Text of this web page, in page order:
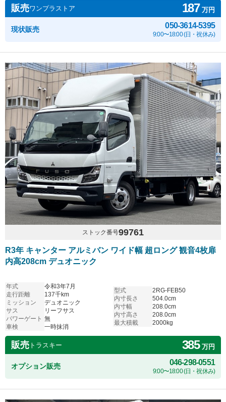
販売ワンプラストア 187 万円
現状販売 050-3614-5395
9:00〜18:00 (日・祝休み)
ストック番号99761
R3年 キャンター アルミバン ワイド幅 超ロング 観音4枚扉
内高208cm デュオニック
年式
令和3年7月
走行距離
137千km
ミッション
デュオニック
サス
リーフサス
パワーゲート 無
車検
一時抹消
型式
2RG-FEB50
内寸長さ
504.0cm
内寸幅
208.0cm
内寸高さ
208.0cm
最大積載
2000kg
販売 トラスキー 385万円
オプション販売 046-298-0551
9:00〜18:00 (日・祝休み)